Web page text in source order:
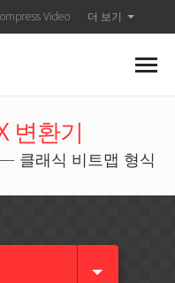
Video 더 보기
변환기
클래식 비트맵 형식